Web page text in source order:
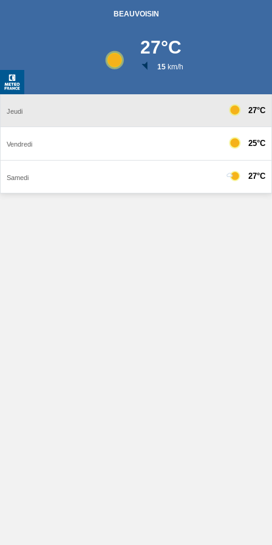
BEAUVOISIN
27°C
15km/h
Jeudi 27°C
Vendredi 25°C
Samedi 27°C